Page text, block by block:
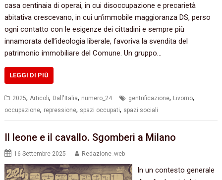
casa centinaia di operai, in cui disoccupazione e precarietà
abitativa crescevano, in cui un’immobile maggioranza DS, perso
ogni contatto con le esigenze dei cittadini e sempre più
innamorata dell’ideologia liberale, favoriva la svendita del
patrimonio immobiliare del Comune. Un gruppo…
LEGGI DI PIÙ
2025,Articoli, Dall'Italia, numero_24 gentrificazione, Livorno,
occupazione, repressione, spazi occupati, spazi sociali
Il leone e il cavallo. Sgomberi a Milano
16 Settembre 2025 Redazione_web
In un contesto generale